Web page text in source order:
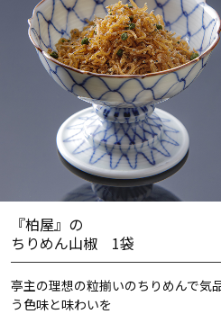
『柏屋』の
ちりめん山椒 1袋
亭主の理想の粒揃いのちりめんで気
う色味と味わいを